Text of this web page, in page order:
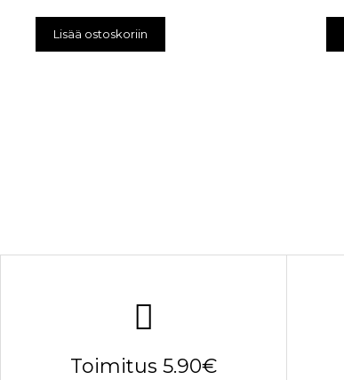
Lisää ostoskoriin
Toimitus 5.90€